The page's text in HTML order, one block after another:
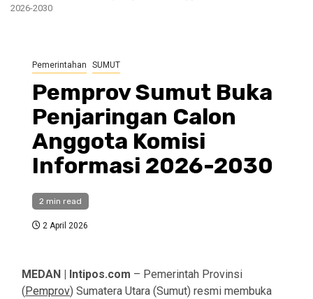
2026-2030
Pemerintahan SUMUT
Pemprov Sumut Buka
Penjaringan Calon
Anggota Komisi
Informasi 2026-2030
2 min read
2 April 2026
MEDAN | Intipos.com – Pemerintah Provinsi
( Pemprov) Sumatera Utara (Sumut) resmi membuka